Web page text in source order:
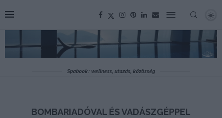
Spabook: wellness, utazás, közösség
BOMBARIADÓVAL ÉS VADÁSZGÉPPEL